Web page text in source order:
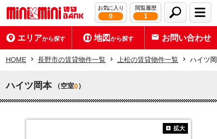
お気に入り
0
閲覧履歴
1
エリアから探す 地図から探す お問い合わせ
HOME 長野市の賃貸物件一覧 上松の賃貸物件一覧 ハイツ
ハイツ岡本 （空室0）
拡大